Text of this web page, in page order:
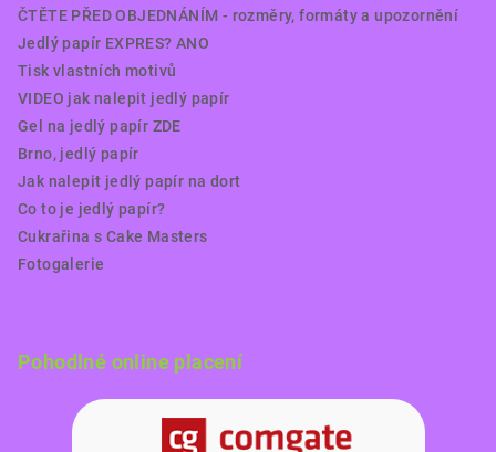
ČTĚTE PŘED OBJEDNÁNÍM - rozměry, formáty a upozornění
Jedlý papír EXPRES? ANO
Tisk vlastních motivů
VIDEO jak nalepit jedlý papír
Gel na jedlý papír ZDE
Brno, jedlý papír
Jak nalepit jedlý papír na dort
Co to je jedlý papír?
Cukrařina s Cake Masters
Fotogalerie
Pohodlné online placení